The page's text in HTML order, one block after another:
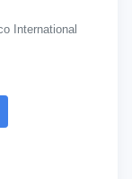
International